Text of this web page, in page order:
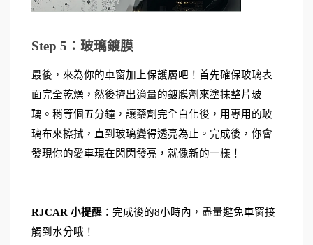
Step 5：玻璃鍍膜
最後，來為你的車窗加上保護層吧！首先確保玻璃表
面完全乾燥，然後擠出適量的鍍膜劑來塗抹整片玻
璃。稍等個五分鐘，讓藥劑完全白化後，用專用的玻
璃布來擦拭，直到玻璃變得透亮為止。完成後，你會
發現你的愛車現在閃閃發亮，就像新的一樣！
RJCAR 小提醒 ：完成後的8小時內，盡量避免車窗接
觸到水分哦！